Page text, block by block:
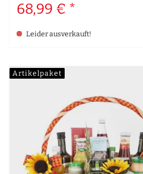
68,99 € *
Leider ausverkauft!
Artikelpaket